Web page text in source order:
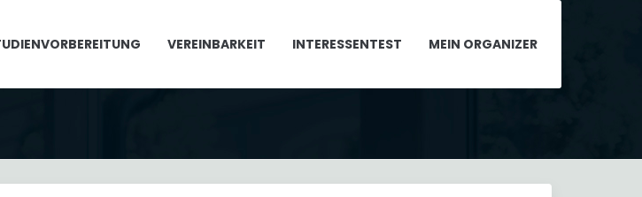
VEREINBARKEIT INTERESSENTEST MEIN ORGANIZER